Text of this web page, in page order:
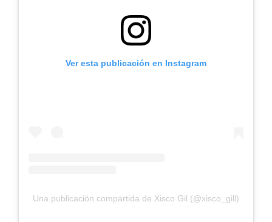
Ver esta publicación en Instagram
Una publicación compartida de Xisco Gil (@xisco_gill)